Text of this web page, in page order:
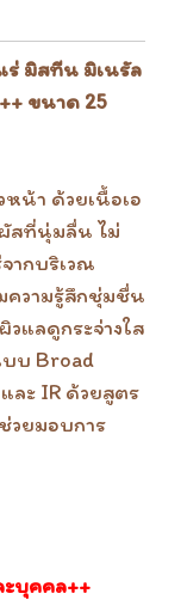
มิสทีน มิเนรัล
ขนาด 25
น้า ด้วยเนื้อเอ
สที่นุ่มลื่น ไม่
ากบริเวณ
ความรู้สึกชุ่มชื่น
แลดูกระจ่างใส
บ Broad
ละ IR ด้วยสูตร
วยมอบการ
บุคคล++